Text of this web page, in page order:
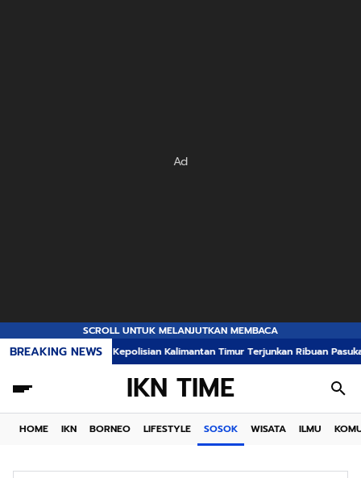
Ad
SCROLL UNTUK MELANJUTKAN MEMBACA
BREAKING NEWS
Kepolisian Kalimantan Timur Terjunkan Ribuan Pasukan Demi Tangkal
IKN TIME
HOME IKN BORNEO LIFESTYLE SOSOK WISATA ILMU